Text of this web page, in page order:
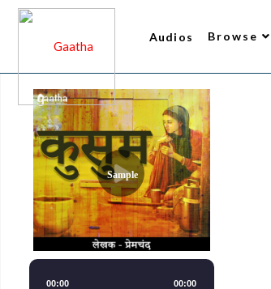
Audios Browse
Writer
All Audios 2
Narrator
Trending
Top Rated
New Arrivals
Gaatha’s Choice
Sample
00:00 00:00